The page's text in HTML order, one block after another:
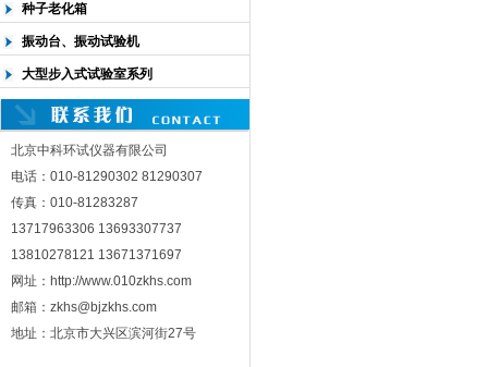
种子老化箱
振动台、振动试验机
大型步入式试验室系列
北京中科环试仪器有限公司
电话：010-81290302 81290307
传真：010-81283287
13717963306 13693307737
13810278121 13671371697
网址：http://www.010zkhs.com
邮箱：zkhs@bjzkhs.com
地址：北京市大兴区滨河街27号